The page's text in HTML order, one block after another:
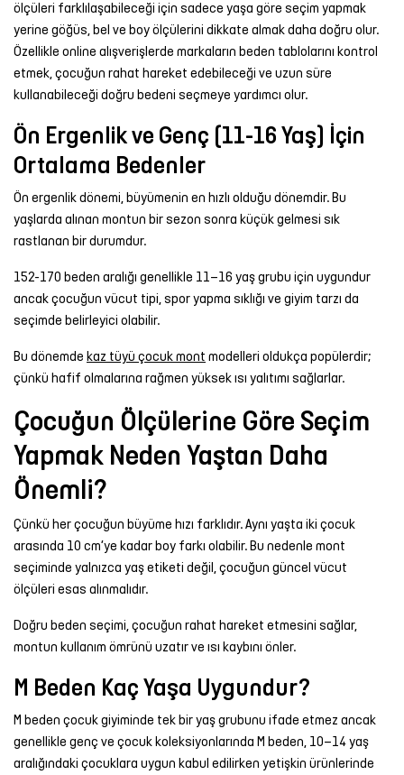
ölçüleri farklılaşabileceği için sadece yaşa göre seçim yapmak
yerine göğüs, bel ve boy ölçülerini dikkate almak daha doğru olur.
Özellikle online alışverişlerde markaların beden tablolarını kontrol
etmek, çocuğun rahat hareket edebileceği ve uzun süre
kullanabileceği doğru bedeni seçmeye yardımcı olur.
Ön Ergenlik ve Genç (11-16 Yaş) İçin
Ortalama Bedenler
Ön ergenlik dönemi, büyümenin en hızlı olduğu dönemdir. Bu
yaşlarda alınan montun bir sezon sonra küçük gelmesi sık
rastlanan bir durumdur.
152-170 beden aralığı genellikle 11–16 yaş grubu için uygundur
ancak çocuğun vücut tipi, spor yapma sıklığı ve giyim tarzı da
seçimde belirleyici olabilir.
Bu dönemde kaz tüyü çocuk mont modelleri oldukça popülerdir;
çünkü hafif olmalarına rağmen yüksek ısı yalıtımı sağlarlar.
Çocuğun Ölçülerine Göre Seçim
Yapmak Neden Yaştan Daha
Önemli?
Çünkü her çocuğun büyüme hızı farklıdır. Aynı yaşta iki çocuk
arasında 10 cm’ye kadar boy farkı olabilir. Bu nedenle mont
seçiminde yalnızca yaş etiketi değil, çocuğun güncel vücut
ölçüleri esas alınmalıdır.
Doğru beden seçimi, çocuğun rahat hareket etmesini sağlar,
montun kullanım ömrünü uzatır ve ısı kaybını önler.
M Beden Kaç Yaşa Uygundur?
M beden çocuk giyiminde tek bir yaş grubunu ifade etmez ancak
genellikle genç ve çocuk koleksiyonlarında M beden, 10–14 yaş
aralığındaki çocuklara uygun kabul edilirken yetişkin ürünlerinde